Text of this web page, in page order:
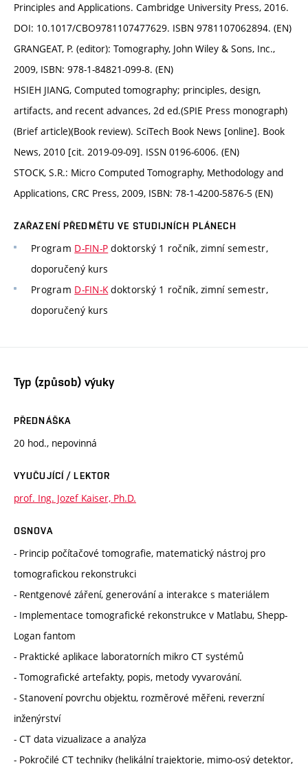
Principles and Applications. Cambridge University Press, 2016.
DOI: 10.1017/CBO9781107477629. ISBN 9781107062894. (EN)
GRANGEAT, P. (editor): Tomography, John Wiley & Sons, Inc.,
2009, ISBN: 978-1-84821-099-8. (EN)
HSIEH JIANG, Computed tomography; principles, design,
artifacts, and recent advances, 2d ed.(SPIE Press monograph)
(Brief article)(Book review). SciTech Book News [online]. Book
News, 2010 [cit. 2019-09-09]. ISSN 0196-6006. (EN)
STOCK, S.R.: Micro Computed Tomography, Methodology and
Applications, CRC Press, 2009, ISBN: 78-1-4200-5876-5 (EN)
ZAŘAZENÍ PŘEDMĚTU VE STUDIJNÍCH PLÁNECH
Program D-FIN-P doktorský 1 ročník, zimní semestr,
doporučený kurs
Program D-FIN-Kdoktorský 1 ročník, zimní semestr,
doporučený kurs
Typ (způsob) výuky
PŘEDNÁŠKA
20 hod., nepovinná
VYUČUJÍCÍ / LEKTOR
prof. Ing. Jozef Kaiser, Ph.D.
OSNOVA
- Princip počítačové tomografie, matematický nástroj pro
tomografickou rekonstrukci
- Rentgenové záření, generování a interakce s materiálem
- Implementace tomografické rekonstrukce v Matlabu, Shepp-
Logan fantom
- Praktické aplikace laboratorních mikro CT systémů
- Tomografické artefakty, popis, metody vyvarování.
- Stanovení povrchu objektu, rozměrové měřeni, reverzní
inženýrství
- CT data vizualizace a analýza
- Pokročilé CT techniky (helikální trajektorie, mimo-osý detektor,